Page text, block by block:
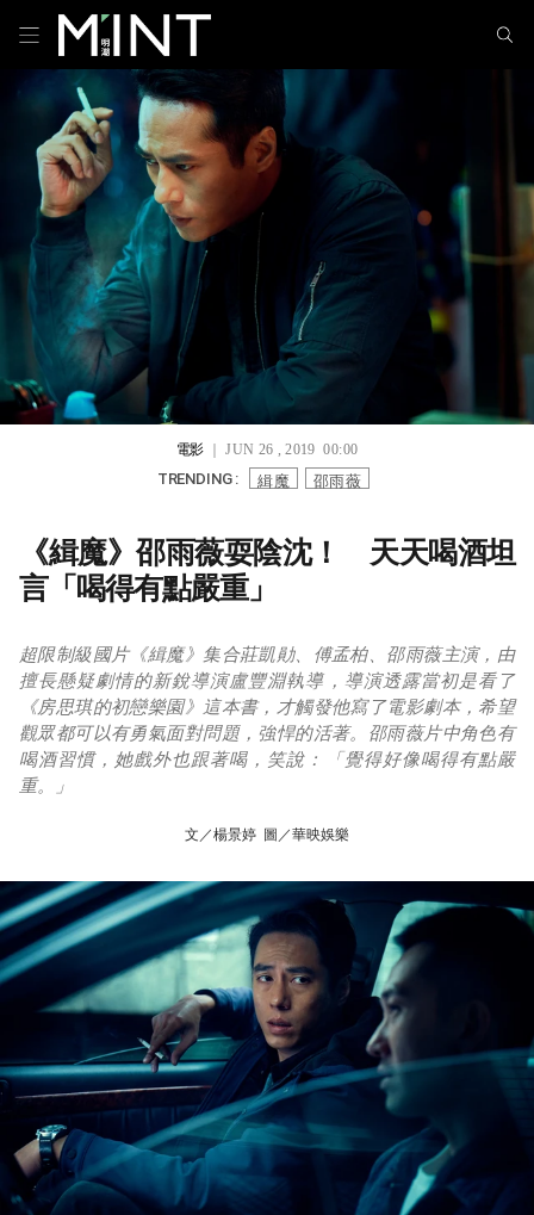
電影｜ JUN 26 , 2019 00:00
TRENDING : 緝魔 邵雨薇
《緝魔》邵雨薇耍陰沈！ 天天喝酒坦
言「喝得有點嚴重」
超限制級國片《緝魔》集合莊凱勛、傅孟柏、邵雨薇主演，由
擅長懸疑劇情的新銳導演盧豐淵執導，導演透露當初是看了
《房思琪的初戀樂園》這本書，才觸發他寫了電影劇本，希望
觀眾都可以有勇氣面對問題，強悍的活著。邵雨薇片中角色有
喝酒習慣，她戲外也跟著喝，笑說：「覺得好像喝得有點嚴
重。」
文／楊景婷 圖／華映娛樂